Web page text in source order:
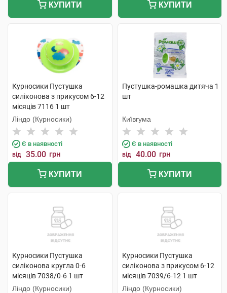
КУПИТИ КУПИТИ
Курносики Пустушка
силіконова з прикусом 6-12
місяців 7116 1 шт
Ліндо (Курносики)
Є в наявності
від 35.00 грн
КУПИТИ
Пустушка-ромашка дитяча 1
шт
Київгума
Є в наявності
від 40.00 грн
КУПИТИ
Курносики Пустушка
силіконова кругла 0-6
місяців 7038/0-6 1 шт
Ліндо (Курносики)
Курносики Пустушка
силіконова з прикусом 6-12
місяців 7039/6-12 1 шт
Ліндо (Курносики)